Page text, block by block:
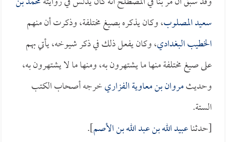
سعيد المصلوب، وكان يذكره بصيغ مختلفة، وذكرت أن منهم
الخطيب البغدادي، وكان يفعل ذلك في ذكر شيوخه، يأتي بهم
على صيغ مختلفة منها ما يشتهرون به، ومنها ما لا يشتهرون به،
وحديثمروان بن معاوية الفزاريخرجه أصحاب الكتب
الستة.
[حدثناعبيد الله بن عبد الله بن الأصم].